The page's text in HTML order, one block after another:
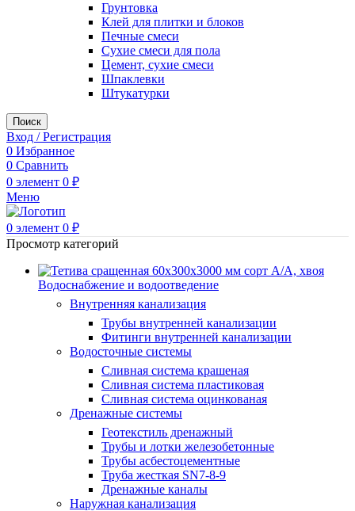
Грунтовка
Клей для плитки и блоков
Печные смеси
Сухие смеси для пола
Цемент, сухие смеси
Шпаклевки
Штукатурки
Поиск
Вход / Регистрация
0 Избранное
0 Сравнить
0 элемент 0 ₽
Меню
0 элемент 0 ₽
Просмотр категорий
Водоснабжение и водоотведение
Внутренняя канализация
Трубы внутренней канализации
Фитинги внутренней канализации
Водосточные системы
Сливная система крашеная
Сливная система пластиковая
Сливная система оцинкованая
Дренажные системы
Геотекстиль дренажный
Трубы и лотки железобетонные
Трубы асбестоцементные
Труба жесткая SN7-8-9
Дренажные каналы
Наружная канализация